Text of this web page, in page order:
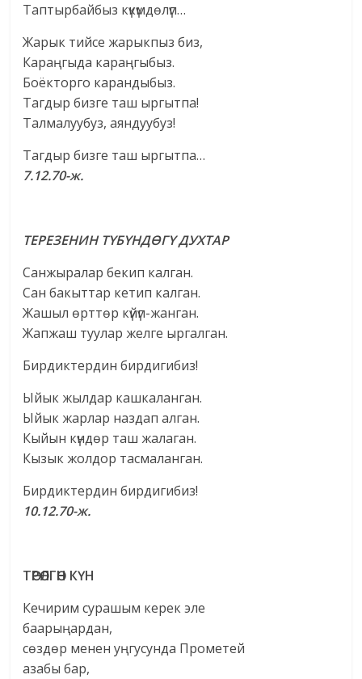
Таптырбайбыз күкүмдөлүп…
Жарык тийсе жарыкпыз биз,
Караңгыда караңгыбыз.
Боёкторго карандыбыз.
Тагдыр бизге таш ыргытпа!
Талмалуубуз, аяндуубуз!
Тагдыр бизге таш ыргытпа…
7.12.70-ж.
ТЕРЕЗЕНИН ТҮБҮНДӨГҮ ДУХТАР
Санжыралар бекип калган.
Сан бакыттар кетип калган.
Жашыл өрттөр күйүп-жанган.
Жапжаш туулар желге ыргалган.
Бирдиктердин бирдигибиз!
Ыйык жылдар кашкаланган.
Ыйык жарлар наздап алган.
Кыйын күндөр таш жалаган.
Кызык жолдор тасмаланган.
Бирдиктердин бирдигибиз!
10.12.70-ж.
ТӨРӨЛГӨН КҮН
Кечирим сурашым керек эле
баарыңардан,
сөздөр менен уңгусунда Прометей
азабы бар,